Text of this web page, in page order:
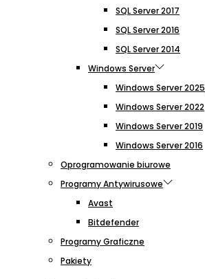
SQL Server 2017
SQL Server 2016
SQL Server 2014
Windows Server
Windows Server 2025
Windows Server 2022
Windows Server 2019
Windows Server 2016
Oprogramowanie biurowe
Programy Antywirusowe
Avast
Bitdefender
Programy Graficzne
Pakiety